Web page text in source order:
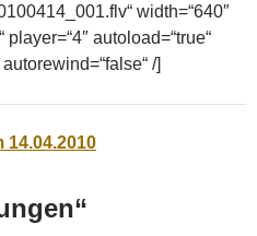
width=“640″
player=“4″ autoload=“true“
/]